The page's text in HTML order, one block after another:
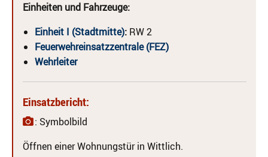
Einheiten und Fahrzeuge:
Einheit I (Stadtmitte): RW 2
Feuerwehreinsatzzentrale (FEZ)
Wehrleiter
Einsatzbericht:
: Symbolbild
Öffnen einer Wohnungstür in Wittlich.